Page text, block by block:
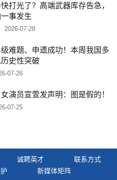
打光了？高端武器库存告急，
事发生
2026-07-28
难题、申遗成功！本周我国多
史性突破
07-26
演员宣萱发声明：图是假的！
07-25
诚聘英才
联系方式
新媒体矩阵